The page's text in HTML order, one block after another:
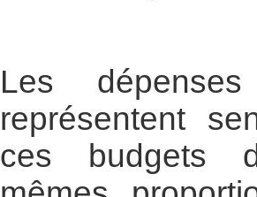
Les
représentent
ces budgets